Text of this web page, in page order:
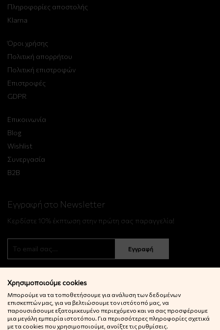
Πληροφορίες αποστολής
Klarna
Όροι χρήσης
Πολιτική απορρήτου
Πολιτική επιστροφών
Επιστροφές
GDPR
Επικοινωνία
Blog
Wishlist
Συνεργασία
B2B
Εγγραφή στο Newsletter
Κερδίστε 10% έκπτωση στην πρώτη σας παραγγελία!
Εγγραφή
© 2022 Little Big Things. Αll rights reserved.
Χρησιμοποιούμε cookies
Μπορούμε να τα τοποθετήσουμε για ανάλυση των δεδομένων
επισκεπτών μας, για να βελτιώσουμε τον ιστότοπό μας, να
παρουσιάσουμε εξατομικευμένο περιεχόμενο και να σας προσφέρουμε
μια μεγάλη εμπειρία ιστοτόπου. Για περισσότερες πληροφορίες σχετικά
με τα cookies που χρησιμοποιούμε, ανοίξτε τις ρυθμίσεις.